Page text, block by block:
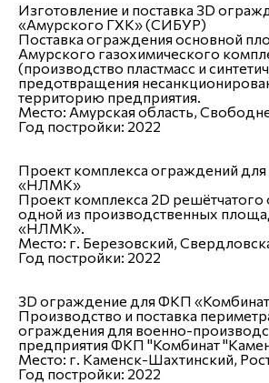
Изготовление и поставка 3D
«Амурского ГХК» (СИБУР)
Поставка ограждения основной
Амурского газохимического
(производство пластмасс и
предотвращения
территорию предприятия.
Место: Амурская область,
Год постройки: 2022
Проект комплекса ограждений
«НЛМК»
Проект комплекса 2D
одной из производственных
«НЛМК».
Место: г. Березовский,
Год постройки: 2022
3D ограждение для ФКП
Производство и поставка
ограждения для военно-
предприятия ФКП "Комбинат
Место: г. Каменск-Шахтинский,
Год постройки: 2022